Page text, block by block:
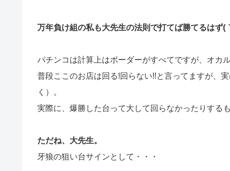
万年負け組の私も大先生の法則で打てば勝てるはず(
パチンコは計算上はボーダーがすべてですが、オカ
普段ここのお店は回る!回らない!!と言ってますが、
く）。
実際に、爆勝した台って大して回らなかったりする
ただね、大先生。
牙狼の狙い台サインとして・・・